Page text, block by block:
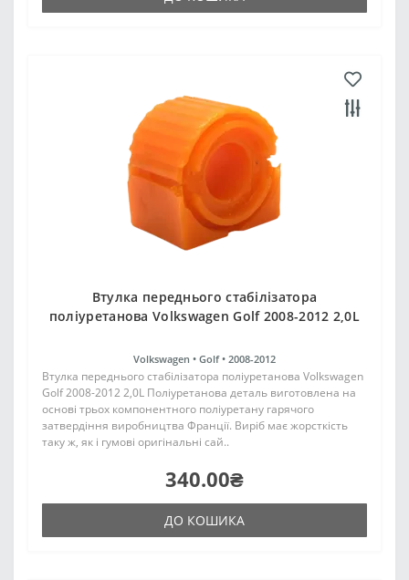
Втулка переднього стабілізатора
поліуретанова Volkswagen Golf 2008-2012 2,0L
Volkswagen • Golf • 2008-2012
Втулка переднього стабілізатора поліуретанова Volkswagen
Golf 2008-2012 2,0L Поліуретанова деталь виготовлена на
основі трьох компонентного поліуретану гарячого
затвердіння виробництва Франції. Виріб має жорсткість
таку ж, як і гумові оригінальні сай..
340.00₴
ДО КОШИКА